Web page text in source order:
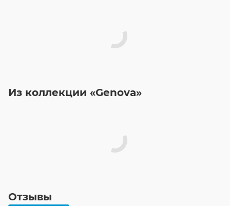
Из коллекции «Genova»
Отзывы